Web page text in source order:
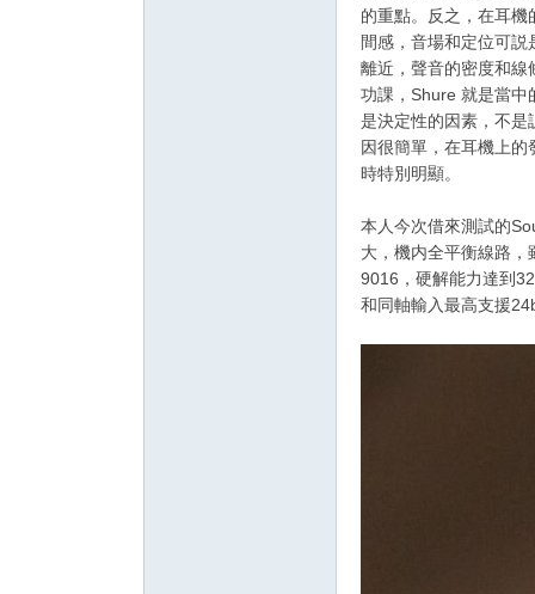
的重點。反之，在耳
間感，音場和定位可
離近，聲音的密度和線
功課，Shure 就是當中
是決定性的因素，不是
因很簡單，在耳機上
時特別明顯。
本人今次借來測試的
大，機内全平衡線路
9016，硬解能力達到
和同軸輸入最高支援